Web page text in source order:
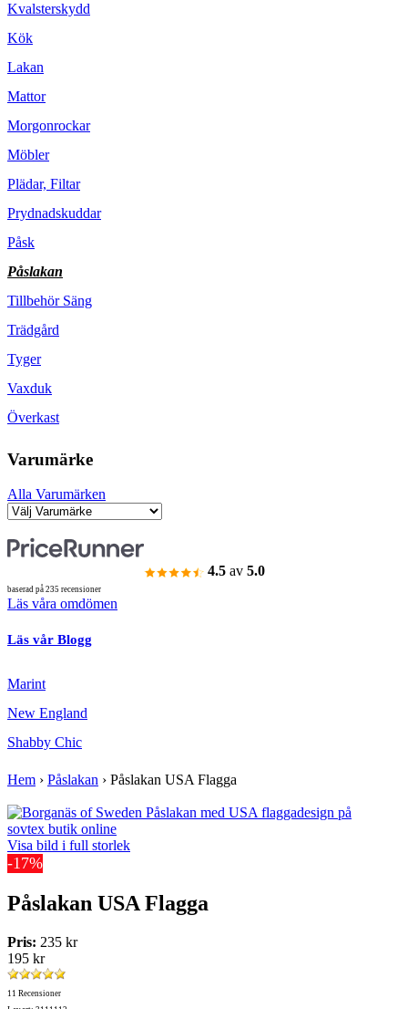
Kvalsterskydd
Kök
Lakan
Mattor
Morgonrockar
Möbler
Plädar, Filtar
Prydnadskuddar
Påsk
Påslakan
Tillbehör Säng
Trädgård
Tyger
Vaxduk
Överkast
Varumärke
Alla Varumärken
4.5 av 5.0
baserad på 235 recensioner
Läs våra omdömen
Läs vår Blogg
Marint
New England
Shabby Chic
Hem › Påslakan › Påslakan USA Flagga
Visa bild i full storlek
-17%
Påslakan USA Flagga
Pris: 235 kr
195 kr
11 Recensioner